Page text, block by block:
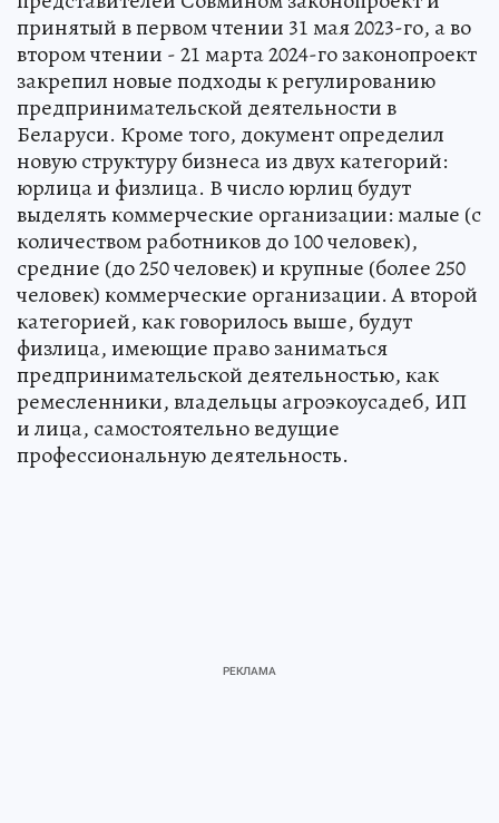
принятый в первом чтении 31 мая 2023-го, а во
втором чтении - 21 марта 2024-го законопроект
закрепил новые подходы к регулированию
предпринимательской деятельности в
Беларуси. Кроме того, документ определил
новую структуру бизнеса из двух категорий:
юрлица и физлица. В число юрлиц будут
выделять коммерческие организации: малые (с
количеством работников до 100 человек),
средние (до 250 человек) и крупные (более 250
человек) коммерческие организации. А второй
категорией, как говорилось выше, будут
физлица, имеющие право заниматься
предпринимательской деятельностью, как
ремесленники, владельцы агроэкоусадеб, ИП
и лица, самостоятельно ведущие
профессиональную деятельность.